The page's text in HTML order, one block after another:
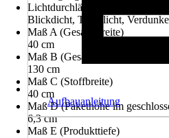
Lichtdurchlässigkeit
Blickdicht, Tageslicht,
Maß A (Gesamtbreite)
40 cm
Maß B (Gesamthöhe)
130 cm
Maß C (Stoffbreite)
40 cm
Maß D (Pakethöhe im
6,3 cm
Maß E (Produkttiefe)
Aufbauanleitung